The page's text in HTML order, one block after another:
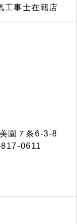
工事士在籍店
園７条6-3-8
0611